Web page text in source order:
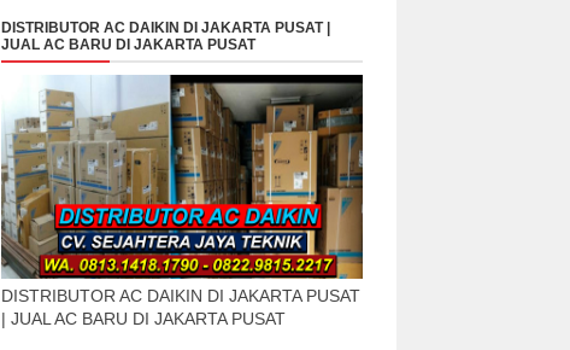
DISTRIBUTOR AC DAIKIN DI JAKARTA PUSAT |
JUAL AC BARU DI JAKARTA PUSAT
DISTRIBUTOR AC DAIKIN DI JAKARTA PUSAT
| JUAL AC BARU DI JAKARTA PUSAT